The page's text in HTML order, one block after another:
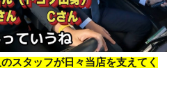
スタッフが日々当店を支えてく